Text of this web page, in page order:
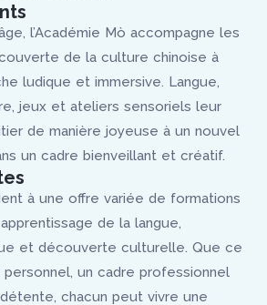
l’Académie Mò accompagne les
de la culture chinoise à
ludique et immersive. Langue,
jeux et ateliers sensoriels leur
de manière joyeuse à un nouvel
un cadre bienveillant et créatif.
à une offre variée de formations
de la langue,
et découverte culturelle. Que ce
un cadre professionnel
chacun peut vivre une